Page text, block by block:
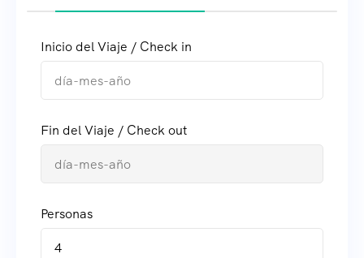
Inicio del Viaje / Check in
Fin del Viaje / Check out
Personas
4